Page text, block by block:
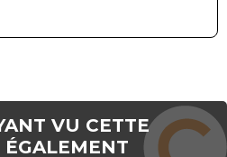
VU CETTE